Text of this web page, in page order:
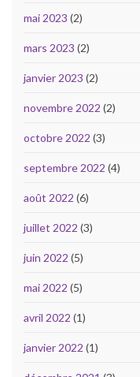
mai 2023 (2)
mars 2023 (2)
janvier 2023 (2)
novembre 2022 (2)
octobre 2022 (3)
septembre 2022 (4)
août 2022 (6)
juillet 2022 (3)
juin 2022 (5)
mai 2022 (5)
avril 2022 (1)
janvier 2022 (1)